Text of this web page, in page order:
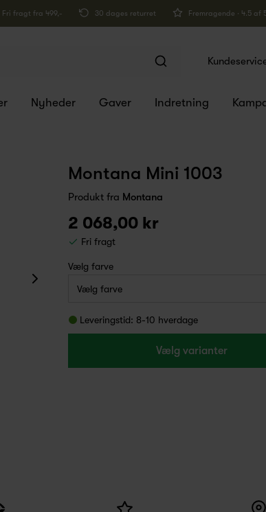
Fri fragt fra 499,- 30 dages returret Fremragende · 4.5 af
Nyheder Gaver Indretning
Montana Mini 1003
Produkt fra Montana
2 068,00 kr
Fri fragt
Vælg farve
Leveringstid: 8-10 hverdage
Vælg varianter